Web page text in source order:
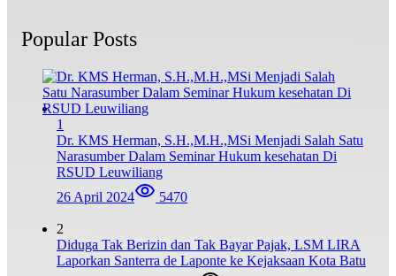
Popular Posts
1
Dr. KMS Herman, S.H.,M.H.,MSi Menjadi Salah Satu
Narasumber Dalam Seminar Hukum kesehatan Di
RSUD Leuwiliang
26 April 2024
5470
2
Diduga Tak Berizin dan Tak Bayar Pajak, LSM LIRA
Laporkan Santerra de Laponte ke Kejaksaan Kota Batu